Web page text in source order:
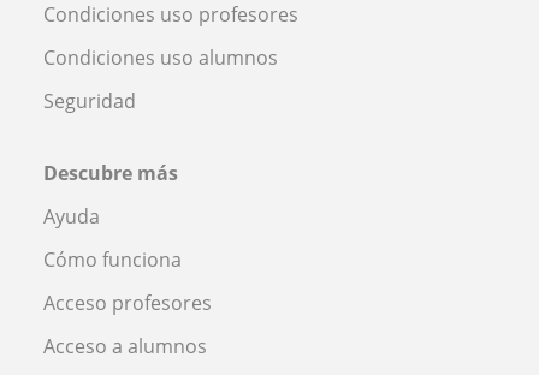
Condiciones uso profesores
Condiciones uso alumnos
Seguridad
Descubre más
Ayuda
Cómo funciona
Acceso profesores
Acceso a alumnos